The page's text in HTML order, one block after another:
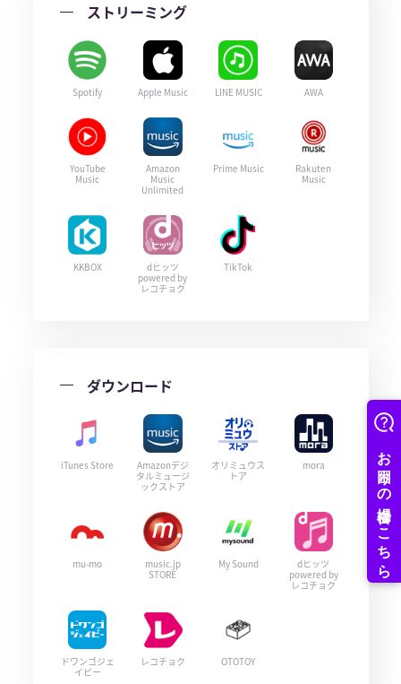
ストリーミング
Spotify Apple Music LINE MUSIC AWA
YouTube
Music
Amazon
Music
Unlimited
Prime Music
Rakuten
Music
KKBOX
dヒッツ
powered by
レコチョク
TikTok
ダウンロード
iTunes Store
Amazonデジ
タルミュージ
ックストア
オリミュウス
トア
mora
mu-mo
music.jp
STORE
My Sound
dヒッツ
powered by
レコチョク
ドワンゴジェ
イピー
レコチョク OTOTOY